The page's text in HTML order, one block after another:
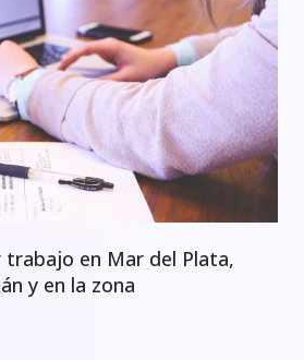
trabajo en Mar del Plata,
y en la zona